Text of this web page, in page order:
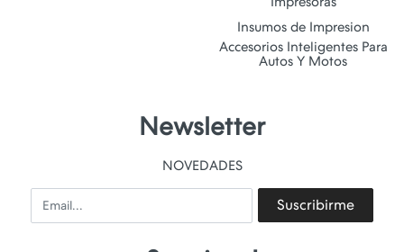
Insumos de Impresion
Accesorios Inteligentes Para
Autos Y Motos
Newsletter
NOVEDADES
Email Suscribirme